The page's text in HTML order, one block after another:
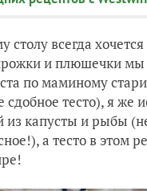
столу всегда
и плюшечки мы
по маминому
сдобное тесто), я же
из капусты и рыбы
а тесто в этом